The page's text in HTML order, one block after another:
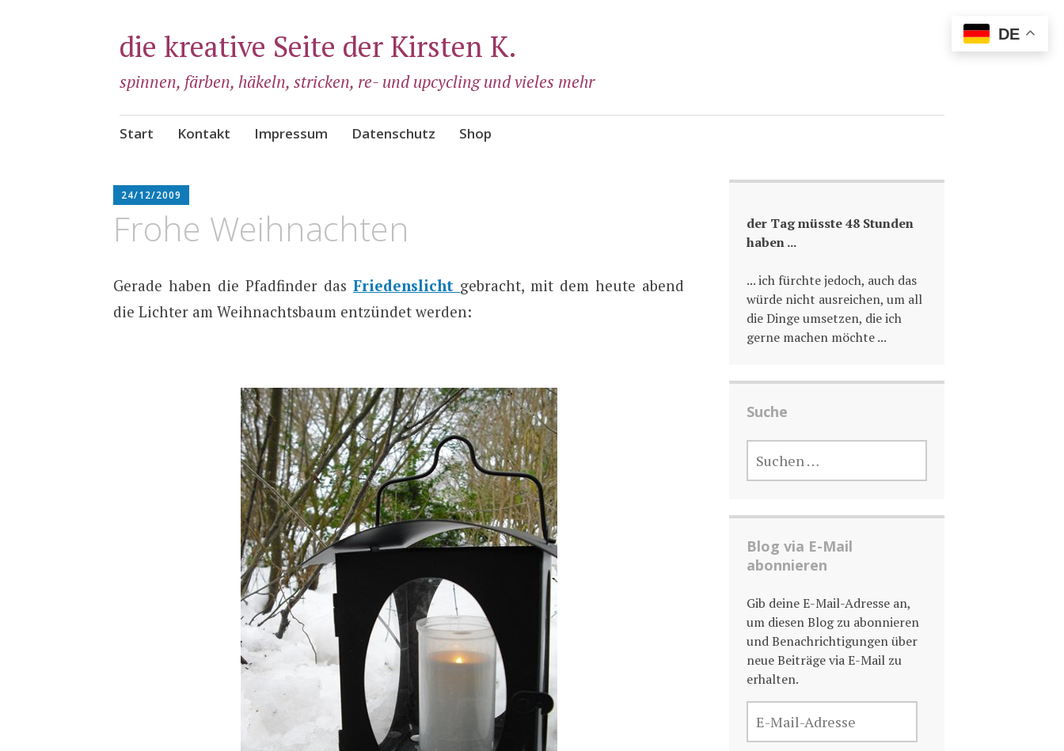
die kreative Seite der Kirsten K.
spinnen, färben, häkeln, stricken, re- und upcycling und vieles mehr
Zum
Start Kontakt Impressum Datenschutz Shop
24/12/2009
Frohe Weihnachten
Gerade haben die Pfadfinder dasFriedenslicht gebracht, mit dem heute abend
die Lichter am Weihnachtsbaum entzündet werden:
der Tag müsste 48 Stunden
haben ...
... ich fürchte jedoch, auch das
würde nicht ausreichen, um all
die Dinge umsetzen, die ich
gerne machen möchte ...
Suche
NACH:
Blog via E-Mail
abonnieren
Gib deine E-Mail-Adresse an,
um diesen Blog zu abonnieren
und Benachrichtigungen über
neue Beiträge via E-Mail zu
erhalten.
MAIL-
ADRESSE
DE